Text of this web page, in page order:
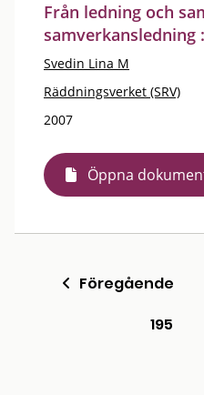
Från ledning och
Svedin Lina M
Räddningsverket (SRV)
2007
Öppna
Föregående
195